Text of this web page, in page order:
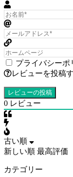
プライバシーポ
レビューを投稿
0 レビュー
古い順
新しい順 最高評価
カテゴリー